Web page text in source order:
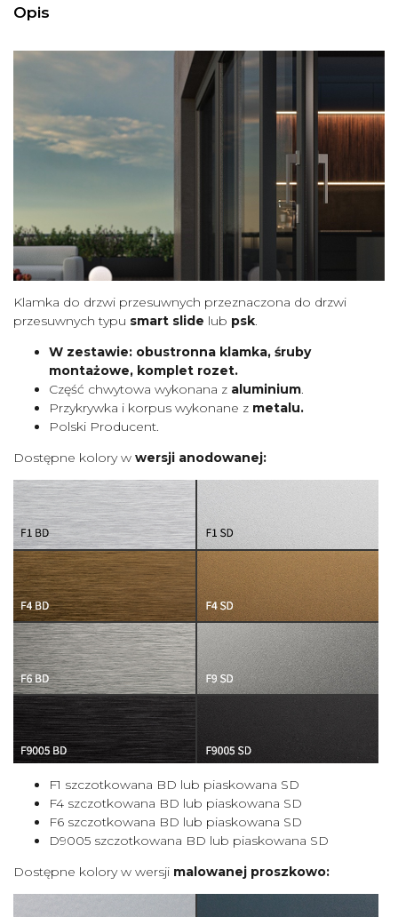
Opis
Klamka do drzwi przesuwnych przeznaczona do drzwi
przesuwnych typu smart slide lub psk.
W zestawie: obustronna klamka, śruby
montażowe, komplet rozet.
Część chwytowa wykonana z aluminium.
Przykrywka i korpus wykonane z metalu.
Polski Producent.
Dostępne kolory w wersji anodowanej:
F1 szczotkowana BD lub piaskowana SD
F4 szczotkowana BD lub piaskowana SD
F6 szczotkowana BD lub piaskowana SD
D9005 szczotkowana BD lub piaskowana SD
Dostępne kolory w wersji malowanej proszkowo: